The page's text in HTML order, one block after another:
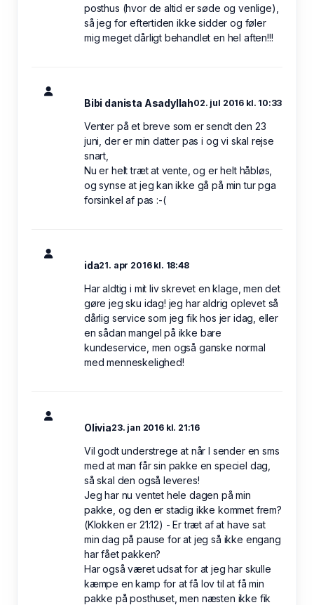
posthus (hvor de altid er søde og venlige),
så jeg for eftertiden ikke sidder og føler
mig meget dårligt behandlet en hel aften!!!
Bibi danista Asadyllah02. jul 2016 kl. 10:33
Venter på et breve som er sendt den 23
juni, der er min datter pas i og vi skal rejse
snart,
Nu er helt træt at vente, og er helt håbløs,
og synse at jeg kan ikke gå på min tur pga
forsinkel af pas :-(
ida21. apr 2016 kl. 18:48
Har aldtig i mit liv skrevet en klage, men det
gøre jeg sku idag! jeg har aldrig oplevet så
dårlig service som jeg fik hos jer idag, eller
en sådan mangel på ikke bare
kundeservice, men også ganske normal
med menneskelighed!
Olivia23. jan 2016 kl. 21:16
Vil godt understrege at når I sender en sms
med at man får sin pakke en speciel dag,
så skal den også leveres!
Jeg har nu ventet hele dagen på min
pakke, og den er stadig ikke kommet frem?
(Klokken er 21:12) - Er træt af at have sat
min dag på pause for at jeg så ikke engang
har fået pakken?
Har også været udsat for at jeg har skulle
kæmpe en kamp for at få lov til at få min
pakke på posthuset, men næsten ikke fik